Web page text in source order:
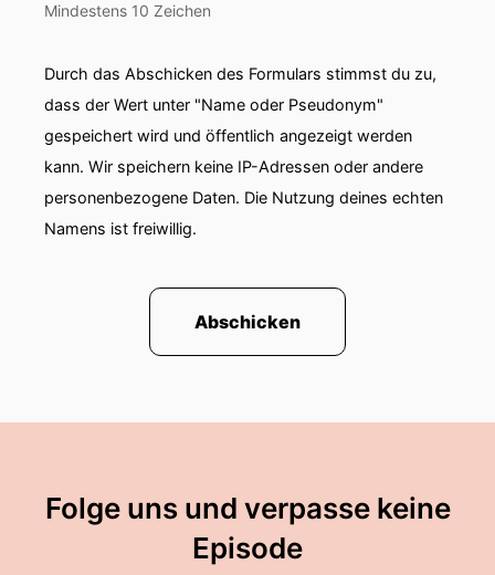
Mindestens 10 Zeichen
Durch das Abschicken des Formulars stimmst du zu,
dass der Wert unter "Name oder Pseudonym"
gespeichert wird und öffentlich angezeigt werden
kann. Wir speichern keine IP-Adressen oder andere
personenbezogene Daten. Die Nutzung deines echten
Namens ist freiwillig.
Abschicken
Folge uns und verpasse keine
Episode